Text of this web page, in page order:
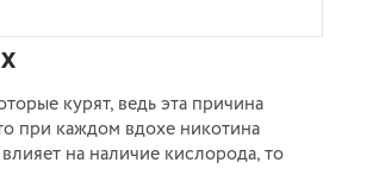
курят, ведь эта причина
при каждом вдохе никотина
на наличие кислорода, то